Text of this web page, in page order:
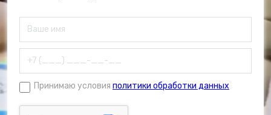
Принимаю условия политики обработки данных